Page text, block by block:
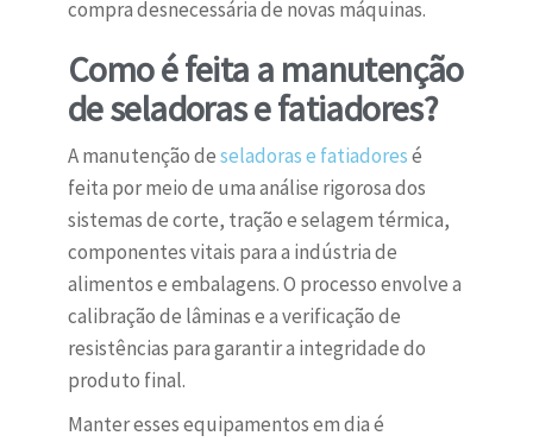
compra desnecessária de novas máquinas.
Como é feita a manutenção
de seladoras e fatiadores?
A manutenção deseladoras e fatiadoresé
feita por meio de uma análise rigorosa dos
sistemas de corte, tração e selagem térmica,
componentes vitais para a indústria de
alimentos e embalagens. O processo envolve a
calibração de lâminas e a verificação de
resistências para garantir a integridade do
produto final.
Manter esses equipamentos em dia é